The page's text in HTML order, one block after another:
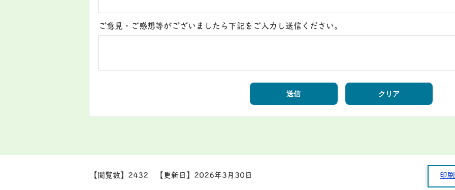
ご意見・ご感想等がございましたら下記をご入力し送信ください。
【閲覧数】 2432 【更新日】 2026年3月30日 印